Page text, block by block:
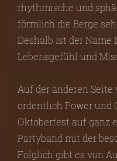
rhythmische und
förmlich die Berge
Deshalb ist der Name
Lebensgefühl und
Auf der anderen
ordentlich Power
Oktoberfest auf ganz
Partyband mit der
Folglich gibt es von